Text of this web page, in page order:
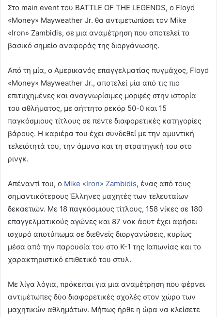
Στο main event του BATTLE OF THE LEGENDS, ο Floyd
«Money» Mayweather Jr. θα αντιμετωπίσει τον Mike
«Iron» Zambidis, σε μια αναμέτρηση που αποτελεί το
βασικό σημείο αναφοράς της διοργάνωσης.
Από τη μία, ο Αμερικανός επαγγελματίας πυγμάχος, Floyd
«Money» Mayweather Jr., αποτελεί μία από τις πιο
επιτυχημένες και αναγνωρίσιμες μορφές στην ιστορία
του αθλήματος, με αήττητο ρεκόρ 50-0 και 15
παγκόσμιους τίτλους σε πέντε διαφορετικές κατηγορίες
βάρους. Η καριέρα του έχει συνδεθεί με την αμυντική
τελειότητά του, την άμυνα και τη στρατηγική του στο
ρινγκ.
Απέναντί του, ο Mike «Iron» Zambidis, ένας από τους
σημαντικότερους Έλληνες μαχητές των τελευταίων
δεκαετιών. Με 18 παγκόσμιους τίτλους, 158 νίκες σε 180
επαγγελματικούς αγώνες και 87 νοκ άουτ έχει αφήσει
ισχυρό αποτύπωμα σε διεθνείς διοργανώσεις, κυρίως
μέσα από την παρουσία του στο K-1 της Ιαπωνίας και το
χαρακτηριστικό επιθετικό του στυλ.
Με λίγα λόγια, πρόκειται για μια αναμέτρηση που φέρνει
αντιμέτωπες δύο διαφορετικές σχολές στον χώρο των
μαχητικών αθλημάτων. Μήπως ήρθε η ώρα να κλείσετε